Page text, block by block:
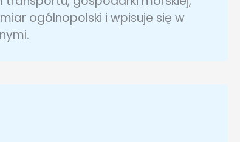
ogólnopolski i wpisuje się w